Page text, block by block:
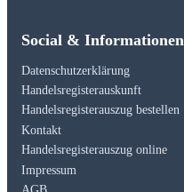
Social & Informationen
Datenschutzerklärung
Handelsregisterauskunft
Handelsregisterauszug bestellen
Kontakt
Handelsregisterauszug online
Impressum